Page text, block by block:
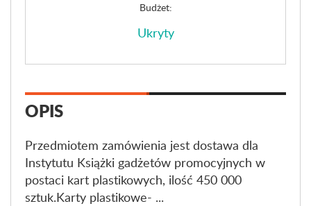
Budżet:
Ukryty
OPIS
Przedmiotem zamówienia jest dostawa dla
Instytutu Książki gadżetów promocyjnych w
postaci kart plastikowych, ilość 450 000
sztuk.Karty plastikowe- ...